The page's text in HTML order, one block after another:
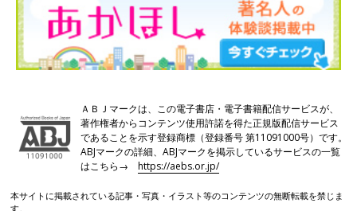
ＡＢＪマークは、この電子書店・電子書籍配信サービスが、
著作権者からコンテンツ使用許諾を得た正規版配信サービス
であることを示す登録商標（登録番号 第11091000号）です。
ABJマークの詳細、ABJマークを掲示しているサービスの一覧
はこちら→https://aebs.or.jp/
本サイトに掲載されている記事・写真・イラスト等のコンテンツの無断転載を禁じま
す。